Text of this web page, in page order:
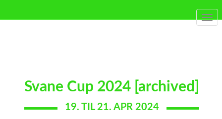
Svane Cup 2024 [archived]
19. TIL 21. APR 2024